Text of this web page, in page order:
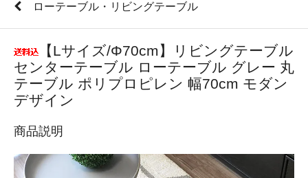
ローテーブル・リビングテーブル
【Lサイズ/Φ70cm】リビングテーブル
センターテーブル ローテーブル グレー 丸
テーブル ポリプロピレン 幅70cm モダン
デザイン
商品説明